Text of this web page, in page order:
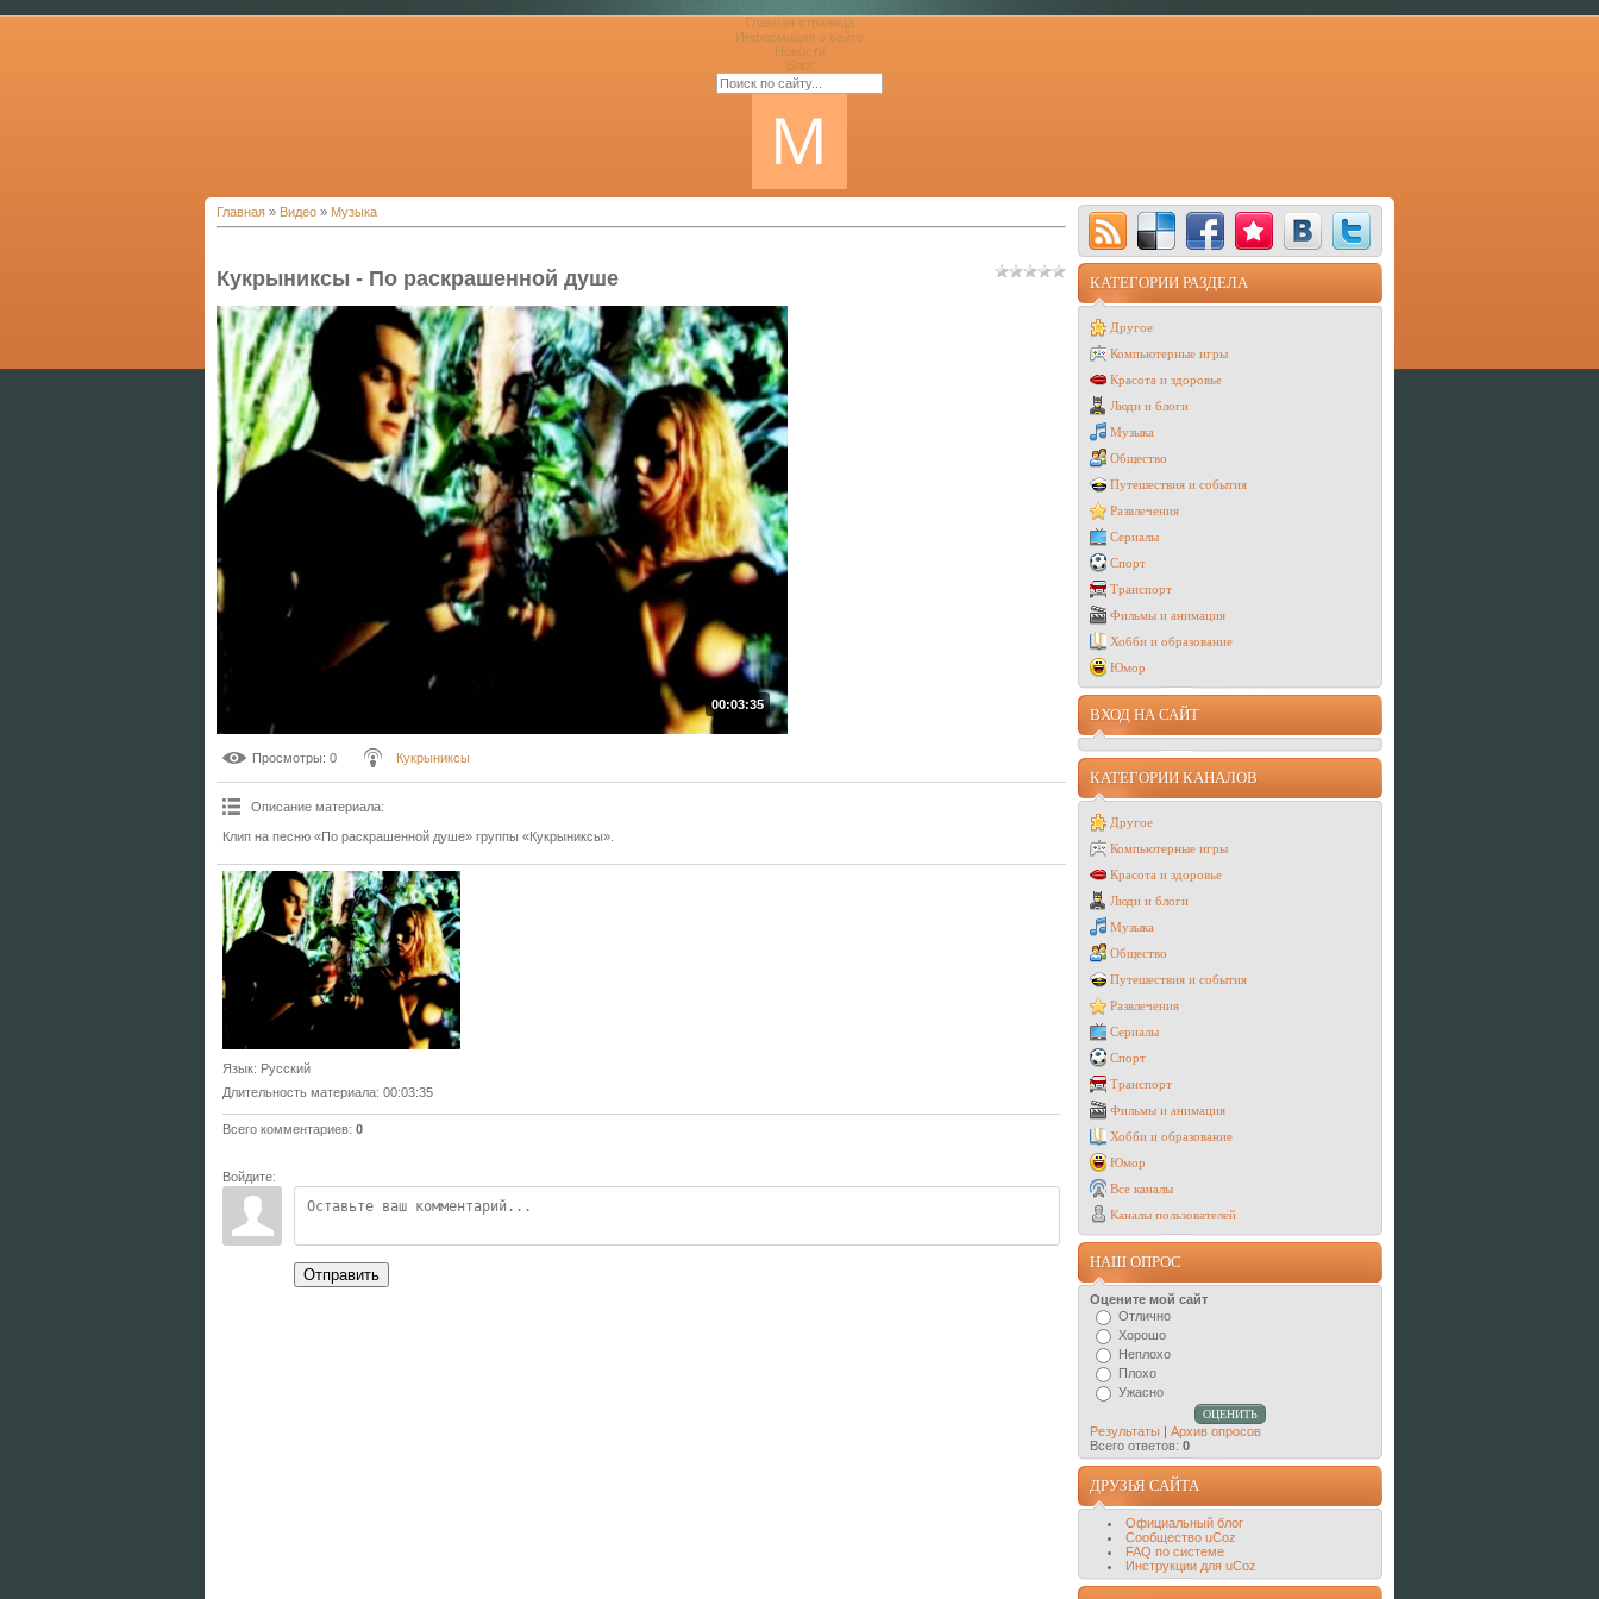
Главная страница
Информация о сайте
Новости
Блог
Главная » Видео » Музыка
Кукрыниксы - По раскрашенной душе
00:03:35
Просмотры: 0 Кукрыниксы
Описание материала:
Клип на песню «По раскрашенной душе» группы «Кукрыниксы».
Язык: Русский
Длительность материала: 00:03:35
Всего комментариев: 0
Войдите:
Отправить
КАТЕГОРИИ РАЗДЕЛА
Другое
Компьютерные игры
Красота и здоровье
Люди и блоги
Музыка
Общество
Путешествия и события
Развлечения
Сериалы
Спорт
Транспорт
Фильмы и анимация
Хобби и образование
Юмор
ВХОД НА САЙТ
КАТЕГОРИИ КАНАЛОВ
Другое
Компьютерные игры
Красота и здоровье
Люди и блоги
Музыка
Общество
Путешествия и события
Развлечения
Сериалы
Спорт
Транспорт
Фильмы и анимация
Хобби и образование
Юмор
Все каналы
Каналы пользователей
НАШ ОПРОС
Оцените мой сайт
Отлично
Хорошо
Неплохо
Плохо
Ужасно
Результаты | Архив опросов
Всего ответов: 0
ДРУЗЬЯ САЙТА
Официальный блог
Сообщество uCoz
FAQ по системе
Инструкции для uCoz